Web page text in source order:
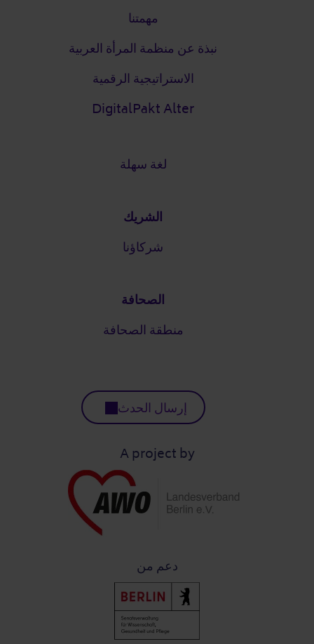
مهمتنا
نبذة عن منظمة المرأة العربية
الاستراتيجية الرقمية
DigitalPakt Alter
لغة سهلة
الشريك
شركاؤنا
الصحافة
منطقة الصحافة
إرسال الحدث
A project by
دعم من